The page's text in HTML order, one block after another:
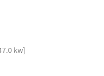
kw]